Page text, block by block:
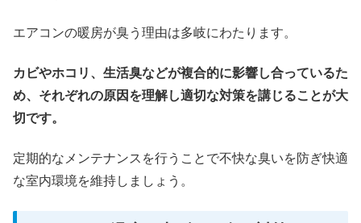
エアコンの暖房が臭う理由は多岐にわたります。
カビやホコリ、生活臭などが複合的に影響し合っているた
め、それぞれの原因を理解し適切な対策を講じることが大
切です。
定期的なメンテナンスを行うことで不快な臭いを防ぎ快適
な室内環境を維持しましょう。